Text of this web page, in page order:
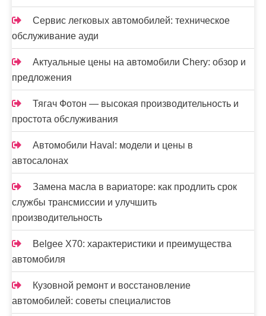
Сервис легковых автомобилей: техническое
обслуживание ауди
Актуальные цены на автомобили Chery: обзор и
предложения
Тягач Фотон — высокая производительность и
простота обслуживания
Автомобили Haval: модели и цены в
автосалонах
Замена масла в вариаторе: как продлить срок
службы трансмиссии и улучшить
производительность
Belgee X70: характеристики и преимущества
автомобиля
Кузовной ремонт и восстановление
автомобилей: советы специалистов